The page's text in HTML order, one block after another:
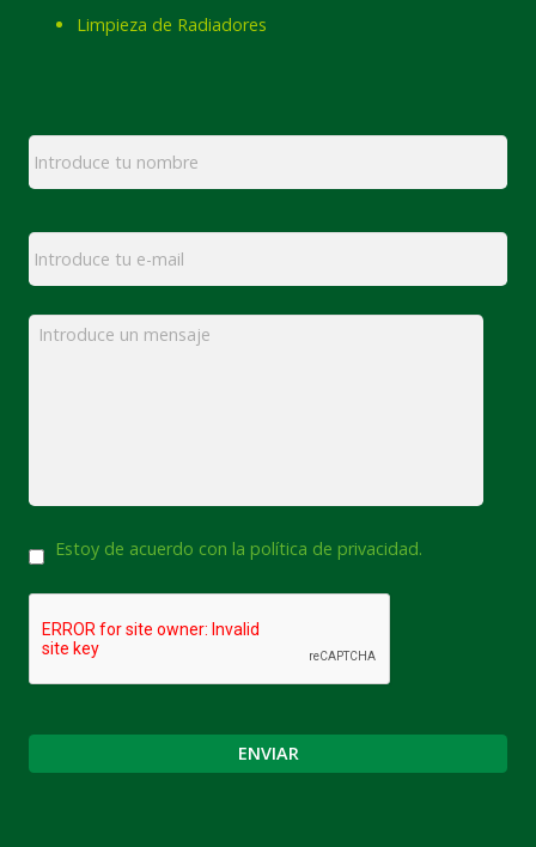
Limpieza de Radiadores
Nombre *
Email *
Mensaje
Consentimiento
Estoy de acuerdo con la política de privacidad.
CAPTCHA